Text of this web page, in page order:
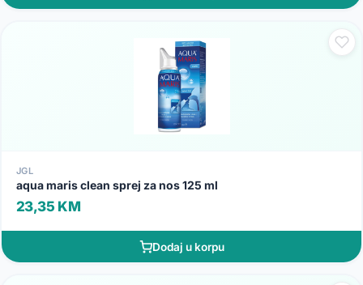
JGL
aqua maris clean sprej za nos 125 ml
23,35 KM
Dodaj u korpu